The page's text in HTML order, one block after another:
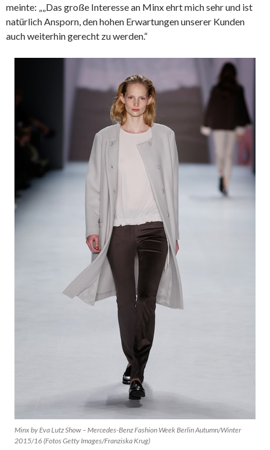
meinte: „„Das große Interesse an Minx ehrt mich sehr und ist
natürlich Ansporn, den hohen Erwartungen unserer Kunden
auch weiterhin gerecht zu werden.“
Minx by Eva Lutz Show – Mercedes-Benz Fashion Week Berlin Autumn/Winter
2015/16 (Fotos Getty Images/Franziska Krug)